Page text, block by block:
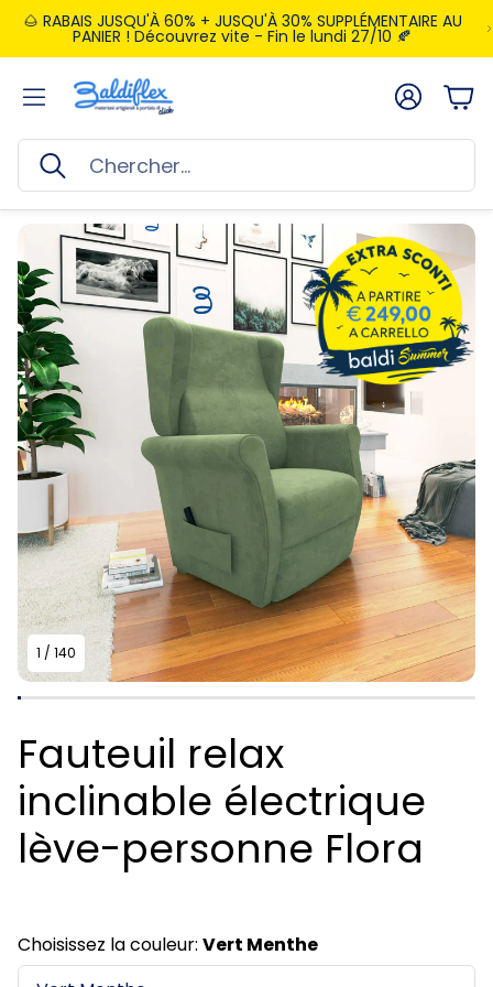
🌰 RABAIS JUSQU'À 60% + JUSQU'À 30% SUPPLÉMENTAIRE AU
PANIER ! Découvrez vite - Fin le lundi 27/10 🍂
Rechercher
Compte
1 / 140
Fauteuil relax
inclinable électrique
lève-personne Flora
Choisissez la couleur: Vert Menthe